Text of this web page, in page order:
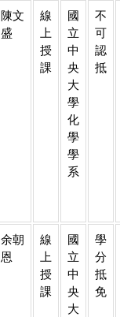
陳文
盛
線
上
授
課
國
立
中
央
大
學
化
學
學
系
不
可
認
抵
余朝
恩
線
上
授
課
國
立
中
央
大
學
分
抵
免